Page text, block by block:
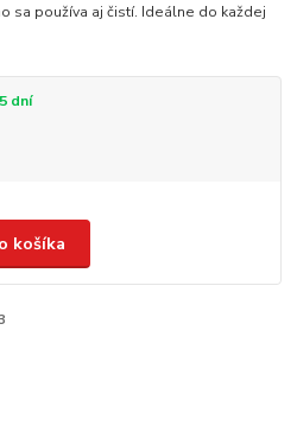
sa používa aj čistí. Ideálne do každej
dní
košíka